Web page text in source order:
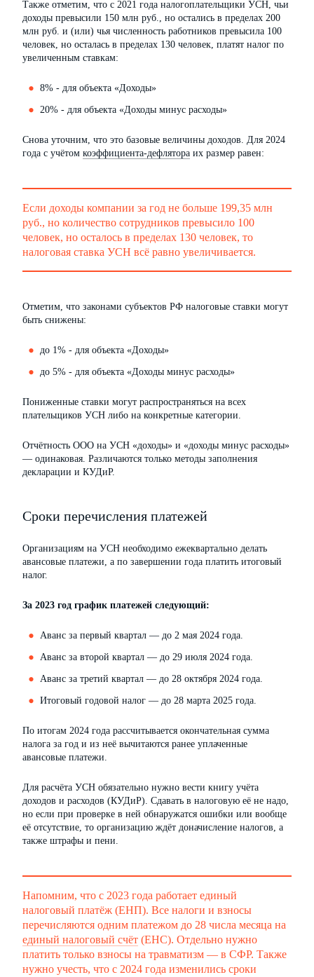
Также отметим, что с 2021 года налогоплательщики УСН, чьи
доходы превысили 150 млн руб., но остались в пределах 200
млн руб. и (или) чья численность работников превысила 100
человек, но осталась в пределах 130 человек, платят налог по
увеличенным ставкам:
8% - для объекта «Доходы»
20% - для объекта «Доходы минус расходы»
Снова уточним, что это базовые величины доходов. Для 2024
года с учётом коэффициента-дефлятора их размер равен:
Если доходы компании за год не больше 199,35 млн
руб., но количество сотрудников превысило 100
человек, но осталось в пределах 130 человек, то
налоговая ставка УСН всё равно увеличивается.
Отметим, что законами субъектов РФ налоговые ставки могут
быть снижены:
до 1% - для объекта «Доходы»
до 5% - для объекта «Доходы минус расходы»
Пониженные ставки могут распространяться на всех
плательщиков УСН либо на конкретные категории.
Отчётность ООО на УСН «доходы» и «доходы минус расходы»
— одинаковая. Различаются только методы заполнения
декларации и КУДиР.
Сроки перечисления платежей
Организациям на УСН необходимо ежеквартально делать
авансовые платежи, а по завершении года платить итоговый
налог.
За 2023 год график платежей следующий:
Аванс за первый квартал — до 2 мая 2024 года.
Аванс за второй квартал — до 29 июля 2024 года.
Аванс за третий квартал — до 28 октября 2024 года.
Итоговый годовой налог — до 28 марта 2025 года.
По итогам 2024 года рассчитывается окончательная сумма
налога за год и из неё вычитаются ранее уплаченные
авансовые платежи.
Для расчёта УСН обязательно нужно вести книгу учёта
доходов и расходов (КУДиР). Сдавать в налоговую её не надо,
но если при проверке в ней обнаружатся ошибки или вообще
её отсутствие, то организацию ждёт доначисление налогов, а
также штрафы и пени.
Напомним, что с 2023 года работает единый
налоговый платёж (ЕНП). Все налоги и взносы
перечисляются одним платежом до 28 числа месяца на
единый налоговый счёт (ЕНС). Отдельно нужно
платить только взносы на травматизм — в СФР. Также
нужно учесть, что с 2024 года изменились сроки